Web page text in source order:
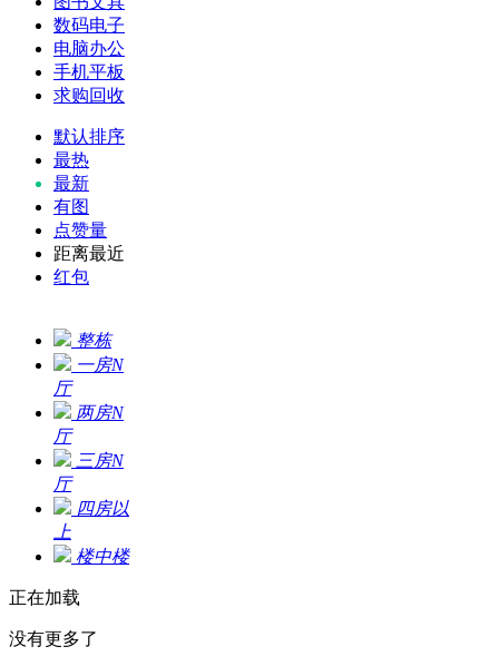
数码电子
电脑办公
手机平板
求购回收
默认排序
最热
最新
有图
点赞量
距离最近
红包
整栋
一房N
厅
两房N
厅
三房N
厅
四房以
上
楼中楼
正在加载
没有更多了